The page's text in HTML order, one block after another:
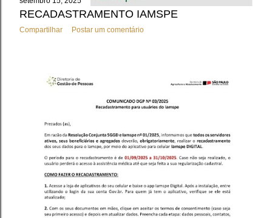
RECADASTRAMENTO IAMSPE
Compartilhar Postar um comentário